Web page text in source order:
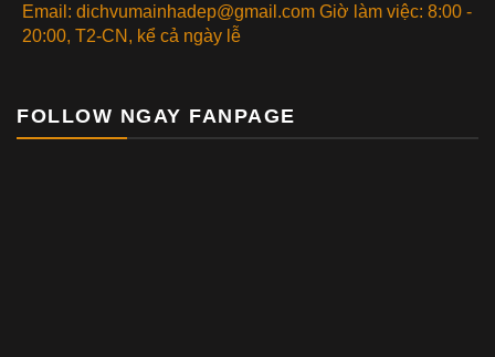
Email: dichvumainhadep@gmail.com Giờ làm việc: 8:00 -
20:00, T2-CN, kể cả ngày lễ
FOLLOW NGAY FANPAGE